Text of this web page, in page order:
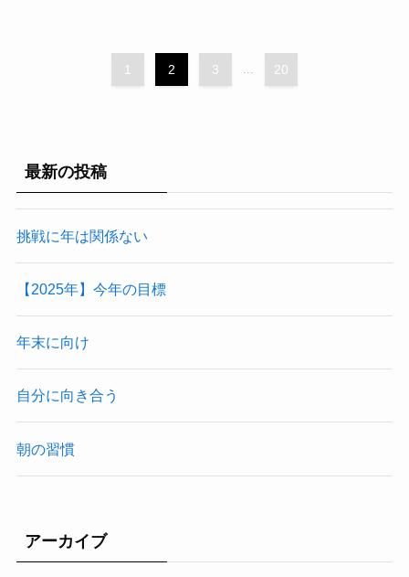
1 2 3 ... 20
最新の投稿
挑戦に年は関係ない
【2025年】今年の目標
年末に向け
自分に向き合う
朝の習慣
アーカイブ